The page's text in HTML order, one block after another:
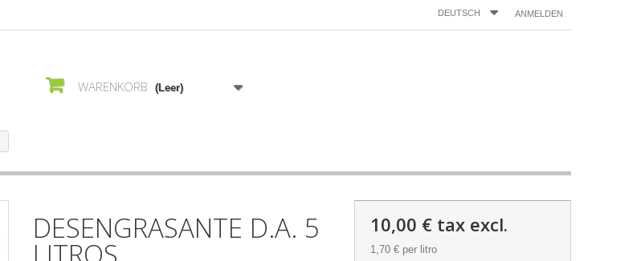
ANMELDEN
DEUTSCH
WARENKORB (Leer)
DESENGRASANTE D.A. 5 10,00 €tax excl.
1,70 €per litro